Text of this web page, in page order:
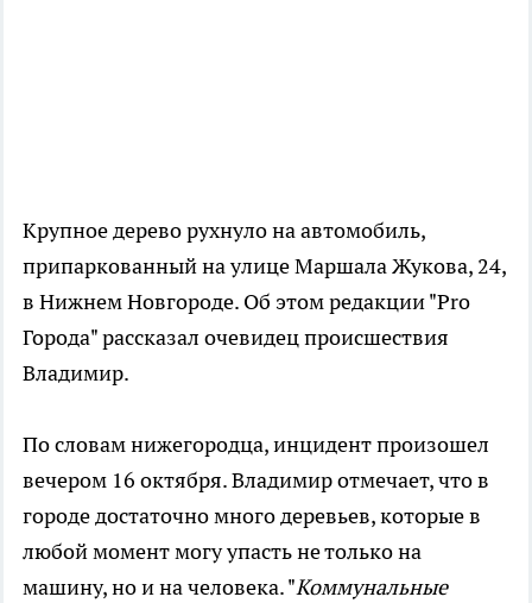
Крупное дерево рухнуло на автомобиль,
припаркованный на улице Маршала Жукова, 24,
в Нижнем Новгороде. Об этом редакции "Pro
Города" рассказал очевидец происшествия
Владимир.
По словам нижегородца, инцидент произошел
вечером 16 октября. Владимир отмечает, что в
городе достаточно много деревьев, которые в
любой момент могу упасть не только на
машину, но и на человека. "Коммунальные